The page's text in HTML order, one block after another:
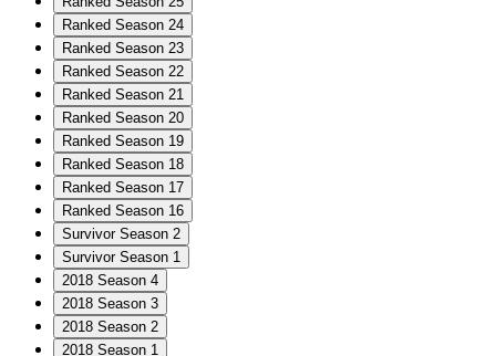
Ranked Season 24
Ranked Season 23
Ranked Season 22
Ranked Season 21
Ranked Season 20
Ranked Season 19
Ranked Season 18
Ranked Season 17
Ranked Season 16
Survivor Season 2
Survivor Season 1
2018 Season 4
2018 Season 3
2018 Season 2
2018 Season 1